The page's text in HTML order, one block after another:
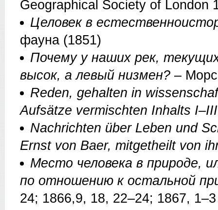
Geographical Society of London
Целовек в
фауна (1851)
Почему у наших рек,
высок, а левый низмен? –
Reden, gehalten in
Aufsätze vermischten Inhalts
Nachrichten über Leben und
Ernst von Baer, mitgetheilt von
Место человека в природе,
по отношению к остальной
24; 1866,9, 18, 22–24; 1867, 1–3